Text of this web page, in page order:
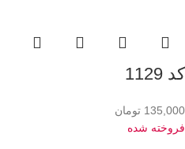
کد 1129
135,000 تومان
فروخته شده